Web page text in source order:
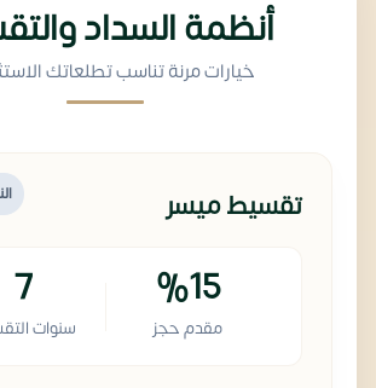
أنظمة السداد
خيارات مرنة تناسب تطلعاتك
تقسيط ميسر
%15
مقدم حجز
7
سنوات